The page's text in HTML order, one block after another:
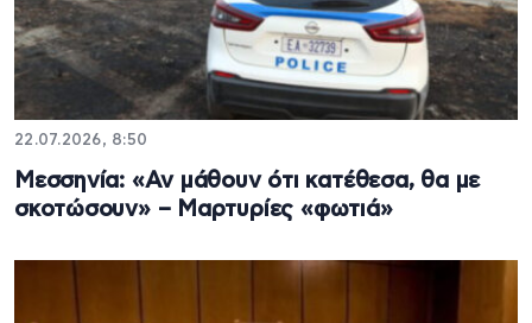
22.07.2026, 8:50
Μεσσηνία: «Αν μάθουν ότι κατέθεσα, θα με
σκοτώσουν» – Μαρτυρίες «φωτιά»